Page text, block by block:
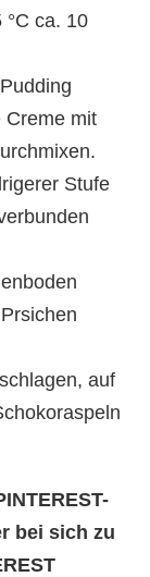
ca. 10
Creme mit
Stufe
auf
bei sich zu